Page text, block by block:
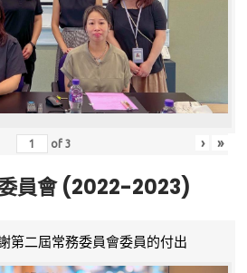
of3 › »
員會 (2022-2023)
第二屆常務委員會委員的付出